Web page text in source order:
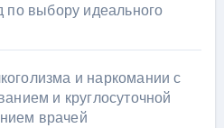
по выбору идеального
и наркомании с
и круглосуточной
врачей